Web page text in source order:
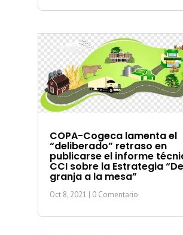
COPA-Cogeca lamenta el
“deliberado” retraso en
publicarse el informe
CCI sobre la Estrategia
granja a la mesa”
Oct 8, 2021 | 0 Comentario